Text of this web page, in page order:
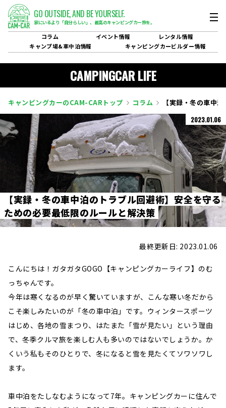
GO OUTSIDE,AND BE YOURSELF.
家にいるより「自分らしい」、 最高のキャンピングカー旅を。
コラム イベント情報 レンタル情報
キャンプ場&車中泊情報 キャンピングカービルダー情報
CAMPINGCAR LIFE
キャンピングカーのCAM-CARトップ コラム 【実録・冬の車中
2023.01.06
【実録 ・ 冬の車中泊の トラブル回避術】 安全を守る
ための必要最低限のルールと解決策
最終更新日: 2023.01.06
こんにちは！ガタガタGOGO【キャンピングカーライフ】のむ
っちゃんです。
今年は寒くなるのが早く驚いていますが、こんな寒い冬だから
こそ楽しみたいのが「冬の車中泊」です。ウィンタースポーツ
はじめ、各地の雪まつり、はたまた「雪が見たい」という理由
で、冬季クルマ旅を楽しむ人も多いのではないでしょうか。か
くいう私もそのひとりで、冬になると雪を見たくてソワソワし
ます。
車中泊をたしなむようになって7年。キャンピングカーに住んで